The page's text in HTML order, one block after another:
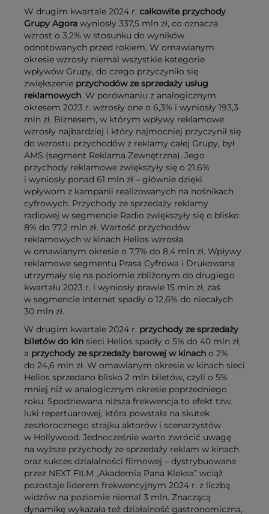
W drugim kwartale 2024 r. całkowite przychody
Grupy Agora wyniosły 337,5 mln zł, co oznacza
wzrost o 3,2% w stosunku do wyników
odnotowanych przed rokiem. W omawianym
okresie wzrosły niemal wszystkie kategorie
wpływów Grupy, do czego przyczyniło się
zwiększenie przychodów ze sprzedaży usług
reklamowych. W porównaniu z analogicznym
okresem 2023 r. wzrosły one o 6,3% i wyniosły 193,3
mln zł. Biznesem, w którym wpływy reklamowe
wzrosły najbardziej i który najmocniej przyczynił się
do wzrostu przychodów z reklamy całej Grupy, był
AMS (segment Reklama Zewnętrzna). Jego
przychody reklamowe zwiększyły się o 21,6%
i wyniosły ponad 61 mln zł – głównie dzięki
wpływom z kampanii realizowanych na nośnikach
cyfrowych. Przychody ze sprzedaży reklamy
radiowej w segmencie Radio zwiększyły się o blisko
8% do 77,2 mln zł. Wartość przychodów
reklamowych w kinach Helios wzrosła
w omawianym okresie o 7,7% do 8,4 mln zł. Wpływy
reklamowe segmentu Prasa Cyfrowa i Drukowana
utrzymały się na poziomie zbliżonym do drugiego
kwartału 2023 r. i wyniosły prawie 15 mln zł, zaś
w segmencie Internet spadły o 12,6% do niecałych
30 mln zł.
W drugim kwartale 2024 r. przychody ze sprzedaży
biletów do kin sieci Helios spadły o 5% do 40 mln zł,
a przychody ze sprzedaży barowej w kinach o 2%
do 24,6 mln zł. W omawianym okresie w kinach sieci
Helios sprzedano blisko 2 mln biletów, czyli o 5%
mniej niż w analogicznym okresie poprzedniego
roku. Spodziewana niższa frekwencja to efekt tzw.
luki repertuarowej, która powstała na skutek
zeszłorocznego strajku aktorów i scenarzystów
w Hollywood. Jednocześnie warto zwrócić uwagę
na wyższe przychody ze sprzedaży reklam w kinach
oraz sukces działalności filmowej – dystrybuowana
przez NEXT FILM „Akademia Pana Kleksa” wciąż
pozostaje liderem frekwencyjnym 2024 r. z liczbą
widzów na poziomie niemal 3 mln. Znaczącą
dynamikę wykazała też działalność gastronomiczna,